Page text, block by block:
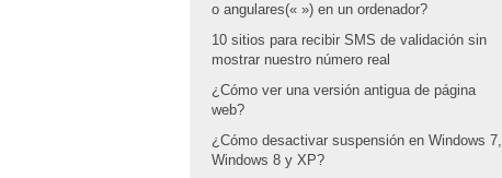
o angulares(« ») en un ordenador?
10 sitios para recibir SMS de validación sin
mostrar nuestro número real
¿Cómo ver una versión antigua de página
web?
¿Cómo desactivar suspensión en Windows 7,
Windows 8 y XP?